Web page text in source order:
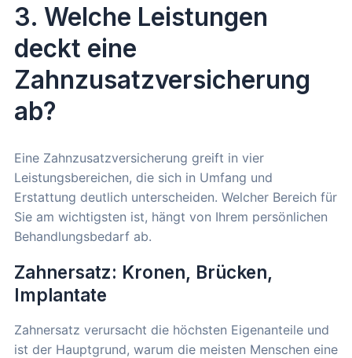
3. Welche Leistungen
deckt eine
Zahnzusatzversicherung
ab?
Eine Zahnzusatzversicherung greift in vier
Leistungsbereichen, die sich in Umfang und
Erstattung deutlich unterscheiden. Welcher Bereich für
Sie am wichtigsten ist, hängt von Ihrem persönlichen
Behandlungsbedarf ab.
Zahnersatz: Kronen, Brücken,
Implantate
Zahnersatz verursacht die höchsten Eigenanteile und
ist der Hauptgrund, warum die meisten Menschen eine